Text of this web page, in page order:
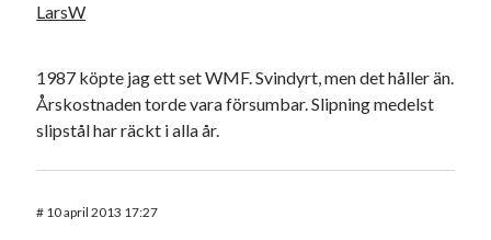
LarsW
1987 köpte jag ett set WMF. Svindyrt, men det håller än.
Årskostnaden torde vara försumbar. Slipning medelst
slipstål har räckt i alla år.
# 10 april 2013 17:27